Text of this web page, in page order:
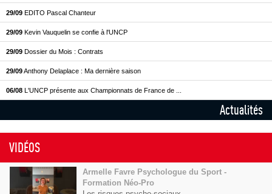
29/09 EDITO Pascal Chanteur
29/09 Kevin Vauquelin se confie à l'UNCP
29/09 Dossier du Mois : Contrats
29/09Anthony Delaplace : Ma dernière saison
06/08 L'UNCP présente aux Championnats de France de ...
Actualités
VIDÉOS
Armelle Favre Psychologue du Sport -
Formation Néo-Pro